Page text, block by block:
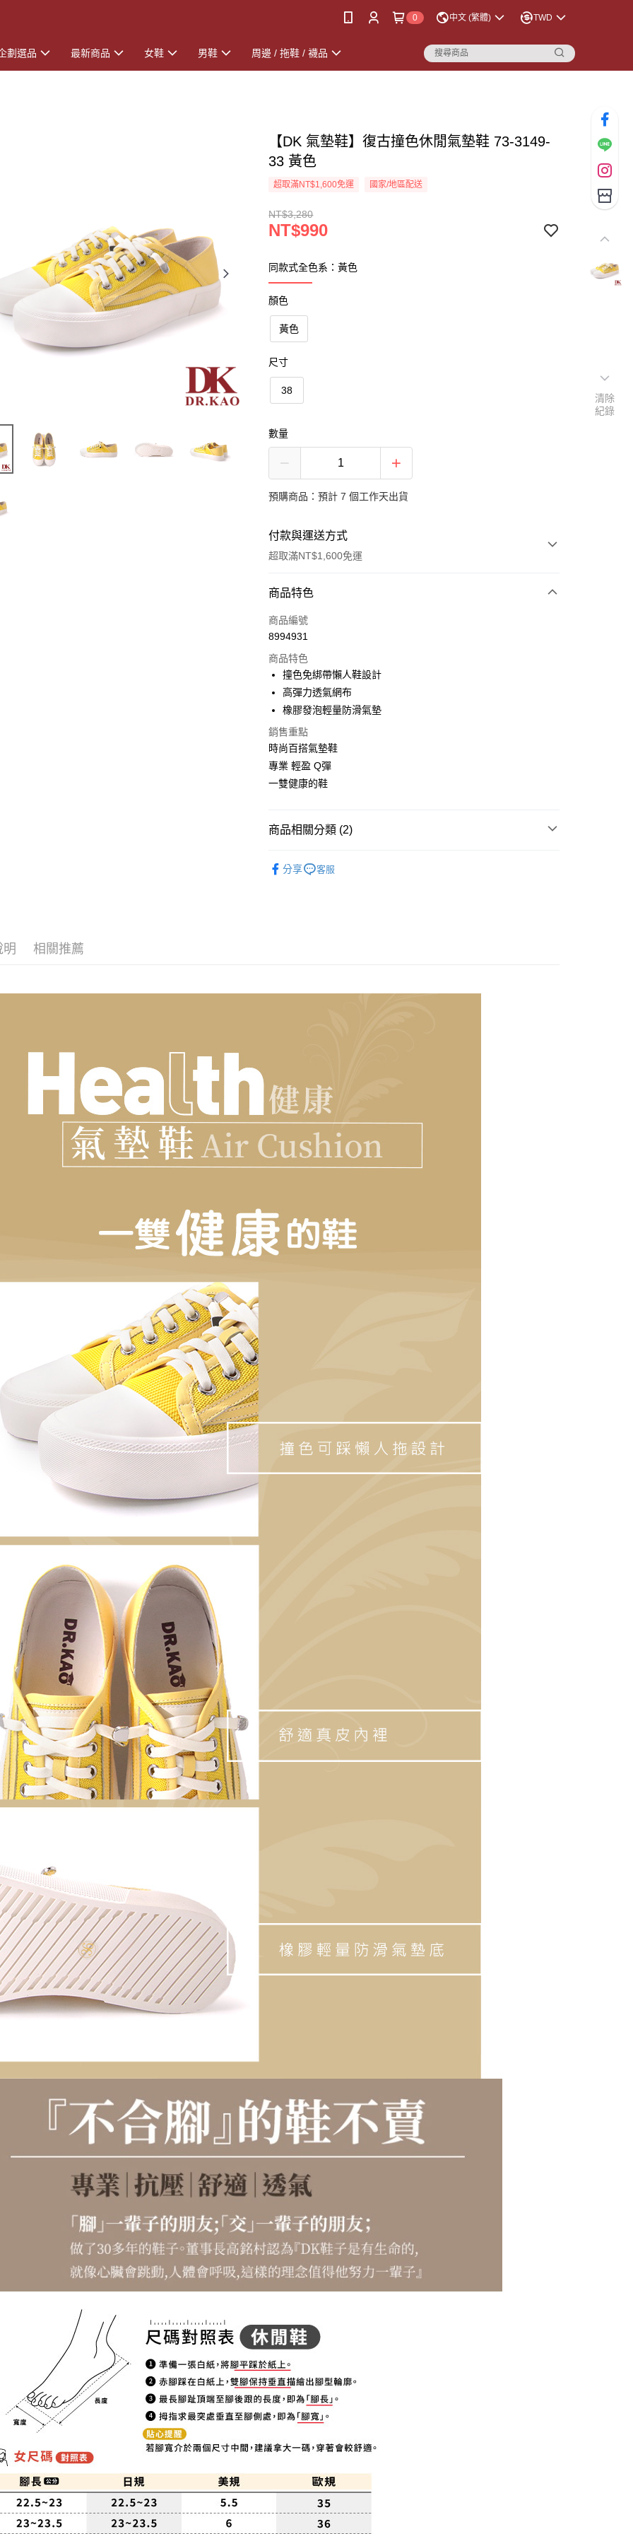
0 中文 (繁體) TWD
劃選品 最新商品 女鞋 男鞋 周邊 / 拖鞋 / 襪品
【DK 氣墊鞋】復古撞色休閒氣墊鞋 73-3149-
33 黃色
超取滿NT$1,600免運 國家/地區配送
NT$3,280
NT$990
同款式全色系：黃色
顏色
黃色
尺寸
38
數量
預購商品：預計 7 個工作天出貨
付款與運送方式
超取滿NT$1,600免運
付款方式
信用卡一次付款
Apple Pay
街口支付
Google Pay
每筆NT$100，滿NT$1,600(含以上)免運費
商品特色
商品編號
8994931
商品特色
撞色免綁帶懶人鞋設計
高彈力透氣網布
橡膠發泡輕量防滑氣墊
銷售重點
時尚百搭氣墊鞋
專業 輕盈 Q彈
一雙健康的鞋
商品相關分類 (2)
分享 客服
明 相關推薦
清除
紀錄